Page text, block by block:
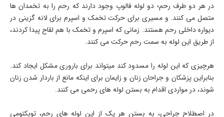
در هر دو طرف رحم؛ دو لوله فالوپ وجود دارند که رحم را به تخمدان ها
متصل می کنند. و مسیری برای حرکت تخمک و اسپرم برای لانه گزینی در
دیواره داخلی رحم هستند. زمانی که اسپرم و تخمک با هم لقاح پیدا کردند،
از طریق این لوله به سمت رحم حرکت می کنند.
هرچیزی که این لوله را مسدود کند میتواند برای باروری مشکل ایجاد کند.
بنابراین پزشکان و جراحان زنان و زایمان برای اینکه مانع از باردار شدن زنان
شوند، در مواردی اقدام به بستن لوله های رحمی می کنند.
در اصطلاح جراحی، به بستن هر یک از این لوله های رحم، توبکتومی